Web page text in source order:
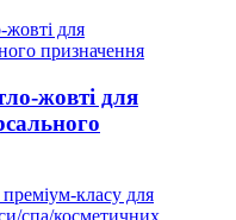
жовті для